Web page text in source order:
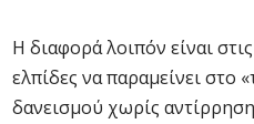
Η διαφορά λοιπόν είναι
ελπίδες να παραμείνει στο
δανεισμού χωρίς